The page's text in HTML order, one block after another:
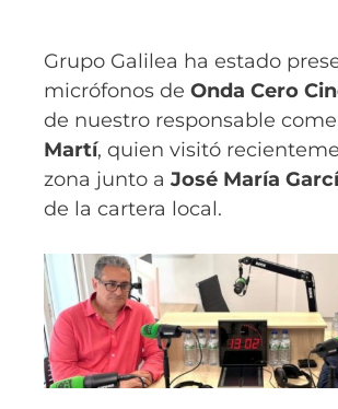
Grupo Galilea ha estado
micrófonos de Onda Cero
de nuestro responsable
Martí, quien visitó
zona junto a José María
de la cartera local.